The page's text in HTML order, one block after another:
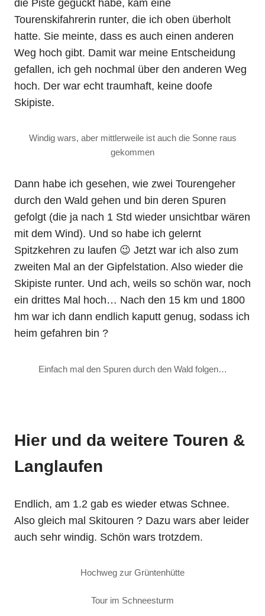
die Piste geguckt habe, kam eine
Tourenskifahrerin runter, die ich oben überholt
hatte. Sie meinte, dass es auch einen anderen
Weg hoch gibt. Damit war meine Entscheidung
gefallen, ich geh nochmal über den anderen Weg
hoch. Der war echt traumhaft, keine doofe
Skipiste.
Windig wars, aber mittlerweile ist auch die Sonne raus
gekommen
Dann habe ich gesehen, wie zwei Tourengeher
durch den Wald gehen und bin deren Spuren
gefolgt (die ja nach 1 Std wieder unsichtbar wären
mit dem Wind). Und so habe ich gelernt
Spitzkehren zu laufen 😉 Jetzt war ich also zum
zweiten Mal an der Gipfelstation. Also wieder die
Skipiste runter. Und ach, weils so schön war, noch
ein drittes Mal hoch… Nach den 15 km und 1800
hm war ich dann endlich kaputt genug, sodass ich
heim gefahren bin ?
Einfach mal den Spuren durch den Wald folgen…
Hier und da weitere Touren &
Langlaufen
Endlich, am 1.2 gab es wieder etwas Schnee.
Also gleich mal Skitouren ? Dazu wars aber leider
auch sehr windig. Schön wars trotzdem.
Hochweg zur Grüntenhütte
Tour im Schneesturm